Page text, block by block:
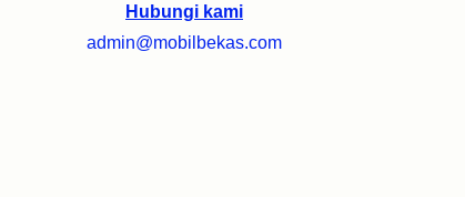
Hubungi kami
admin@mobilbekas.com